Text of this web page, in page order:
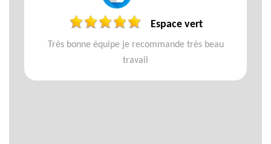
Espace vert
Très bonne équipe je recommande très beau
travail